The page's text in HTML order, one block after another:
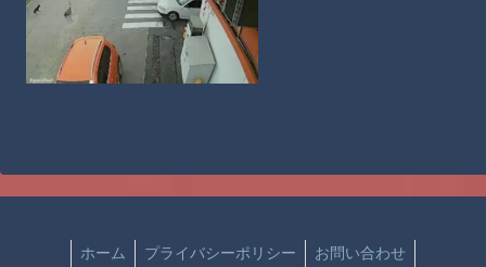
ホーム プライバシーポリシー お問い合わせ